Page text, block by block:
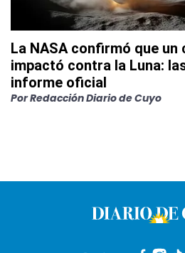
La NASA confirmó que un
impactó contra la Luna:
informe oficial
PorRedacción Diario de Cuyo